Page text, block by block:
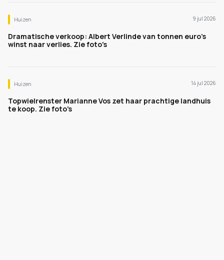
Huizen 9 jul 2026
Dramatische verkoop: Albert Verlinde van tonnen euro's
winst naar verlies. Zie foto's
Huizen 14 jul 2026
Topwielrenster Marianne Vos zet haar prachtige landhuis
te koop. Zie foto's